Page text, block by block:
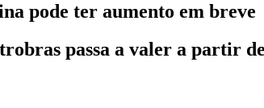
pode ter aumento em breve
passa a valer a partir